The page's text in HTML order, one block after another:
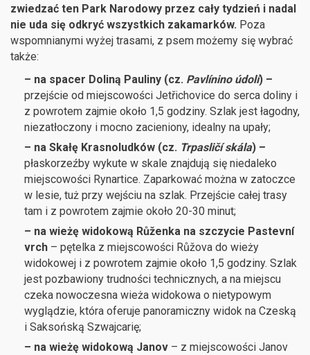
zwiedzać ten Park Narodowy przez cały tydzień i nadal
nie uda się odkryć wszystkich zakamarków. Poza
wspomnianymi wyżej trasami, z psem możemy się wybrać
także:
– na spacer Doliną Pauliny (cz. Pavlínino údolí) –
przejście od miejscowości Jetřichovice do serca doliny i
z powrotem zajmie około 1,5 godziny. Szlak jest łagodny,
niezatłoczony i mocno zacieniony, idealny na upały;
– na Skałę Krasnoludków (cz. Trpasličí skála) –
płaskorzeźby wykute w skale znajdują się niedaleko
miejscowości Rynartice. Zaparkować można w zatoczce
w lesie, tuż przy wejściu na szlak. Przejście całej trasy
tam i z powrotem zajmie około 20-30 minut;
– na wieżę widokową Růženka na szczycie Pastevní
vrch – pętelka z miejscowości Růžova do wieży
widokowej i z powrotem zajmie około 1,5 godziny. Szlak
jest pozbawiony trudności technicznych, a na miejscu
czeka nowoczesna wieża widokowa o nietypowym
wyglądzie, która oferuje panoramiczny widok na Czeską
i Saksońską Szwajcarię;
– na wieżę widokową Janov – z miejscowości Janov